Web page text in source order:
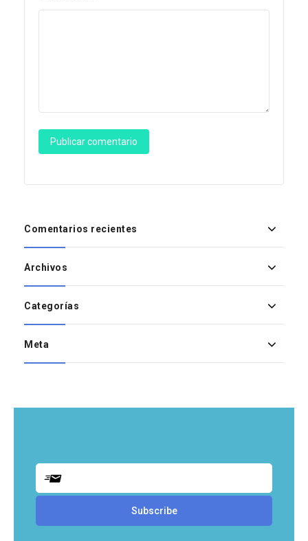
Comentarios recientes
Archivos
Categorías
Meta